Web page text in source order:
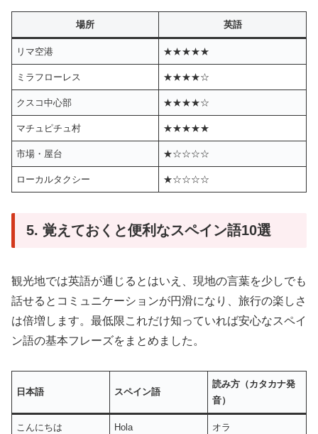
場所 英語
リマ空港 ★★★★★
ミラフローレス ★★★★☆
クスコ中心部 ★★★★☆
マチュピチュ村 ★★★★★
市場・屋台 ★☆☆☆☆
ローカルタクシー ★☆☆☆☆
5. 覚えておくと便利なスペイン語10選
観光地では英語が通じるとはいえ、現地の言葉を少しでも
話せるとコミュニケーションが円滑になり、旅行の楽しさ
は倍増します。最低限これだけ知っていれば安心なスペイ
ン語の基本フレーズをまとめました。
日本語 スペイン語
読み方（カタカナ発
音）
こんにちは Hola オラ